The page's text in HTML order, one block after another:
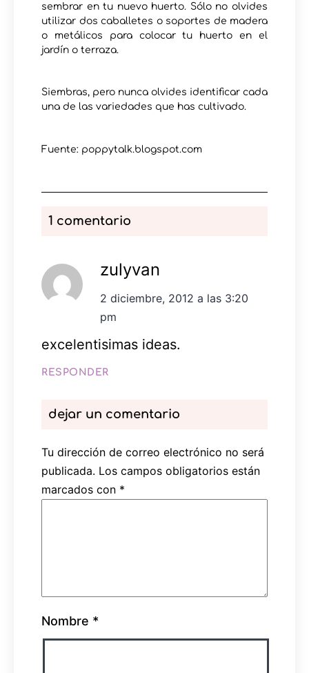
sembrar en tu nuevo huerto. Sólo no olvides
utilizar dos caballetes o soportes de madera
o metálicos para colocar tu huerto en el
jardín o terraza.
Siembras, pero nunca olvides identificar cada
una de las variedades que has cultivado.
Fuente: poppytalk.blogspot.com
1 comentario
zulyvan
2 diciembre, 2012 a las 3:20
pm
excelentisimas ideas.
RESPONDER
dejar un comentario
Tu dirección de correo electrónico no será
publicada. Los campos obligatorios están
marcados con *
Nombre *